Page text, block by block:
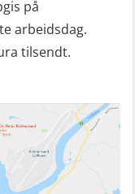
liten
på
arbeidsdag.
tilsendt.